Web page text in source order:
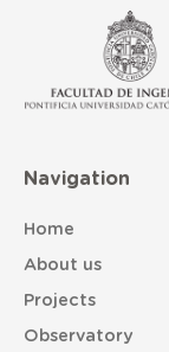
Navigation
Home
About us
Projects
Observatory